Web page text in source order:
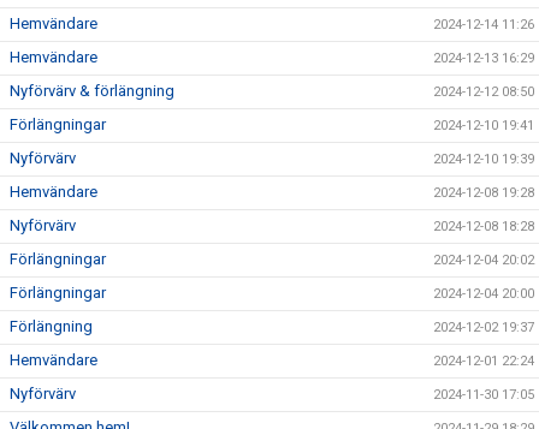
Hemvändare 2024-12-14 11:26
Hemvändare 2024-12-13 16:29
Nyförvärv & förlängning 2024-12-12 08:50
Förlängningar 2024-12-10 19:41
Nyförvärv 2024-12-10 19:39
Hemvändare 2024-12-08 19:28
Nyförvärv 2024-12-08 18:28
Förlängningar 2024-12-04 20:02
Förlängningar 2024-12-04 20:00
Förlängning 2024-12-02 19:37
Hemvändare 2024-12-01 22:24
Nyförvärv 2024-11-30 17:05